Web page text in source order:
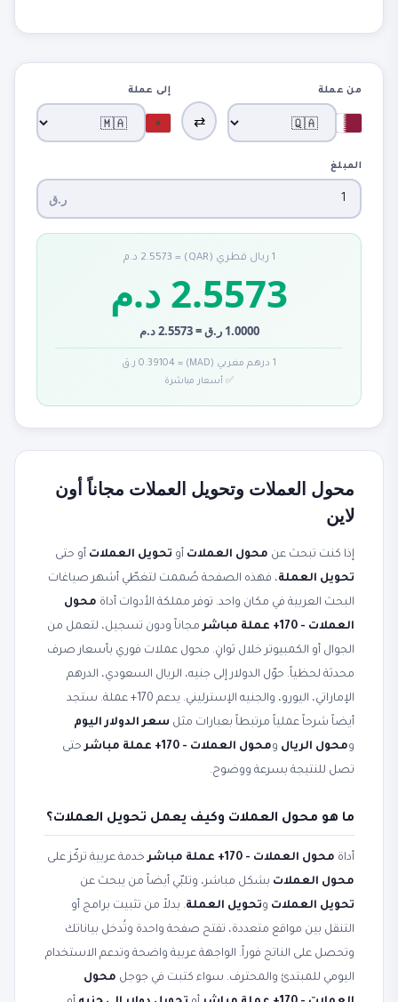
من عملة
⇄
إلى عملة
المبلغ
ر.ق
1 ريال قطري (QAR) = 2.5573 د.م
2.5573 د.م
1.0000 ر.ق = 2.5573 د.م
1 درهم مغربي (MAD) = 0.39104 ر.ق
✅ أسعار مباشرة
محول العملات وتحويل العملات مجاناً أون
لاين
إذا كنت تبحث عن محول العملات أو تحويل العملات أو حتى
تحويل العملة، فهذه الصفحة صُممت لتغطّي أشهر صياغات
البحث العربية في مكان واحد. توفر مملكة الأدوات أداة محول
العملات - 170+ عملة مباشر
مجاناً ودون تسجيل، لتعمل من
الجوال أو الكمبيوتر خلال ثوانٍ. محول عملات فوري بأسعار صرف
محدثة لحظياً. حوّل الدولار إلى جنيه، الريال السعودي، الدرهم
الإماراتي، اليورو، والجنيه الإسترليني. يدعم 170+ عملة. ستجد
أيضاً شرحاً عملياً مرتبطاً بعبارات مثل سعر الدولار اليوم
ومحول الريال ومحول العملات - 170+ عملة مباشر
حتى
تصل للنتيجة بسرعة ووضوح.
ما هو محول العملات وكيف يعمل تحويل العملات؟
أداة محول العملات - 170+ عملة مباشر
خدمة عربية تركّز على
محول العملات بشكل مباشر، وتلبّي أيضاً من يبحث عن
تحويل العملات وتحويل العملة. بدلاً من تثبيت برامج أو
التنقل بين مواقع متعددة، تفتح صفحة واحدة وتُدخل بياناتك
وتحصل على الناتج فوراً. الواجهة عربية واضحة وتدعم الاستخدام
اليومي للمبتدئ والمحترف. سواء كتبت في جوجل محول